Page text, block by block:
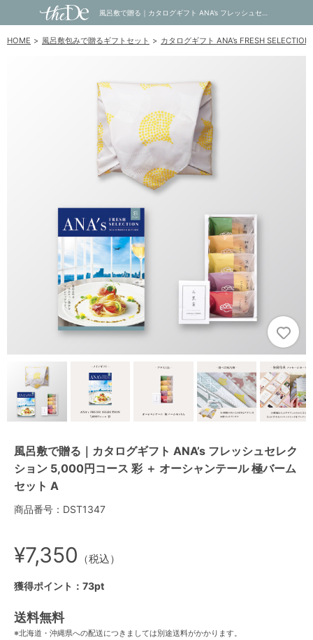
HOME 風呂敷包みで贈るギフトセット カタログギフト ANA’s FRESH
風呂敷で贈る｜カタログギフト ANA’s フレッシュセレク
ション 5,000円コース 彩 ＋ オーシャンテール 極バーム
セット A
商品番号：DST1347
¥7,350 （税込）
獲得ポイント：73pt
送料無料
※北海道・沖縄県への配送につきましては別途送料がかかります。